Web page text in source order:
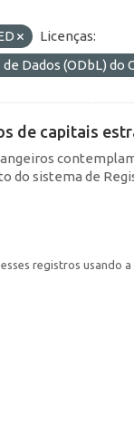
Licenças:
Dados (ODbL) do
de capitais
do sistema de
registros usando a